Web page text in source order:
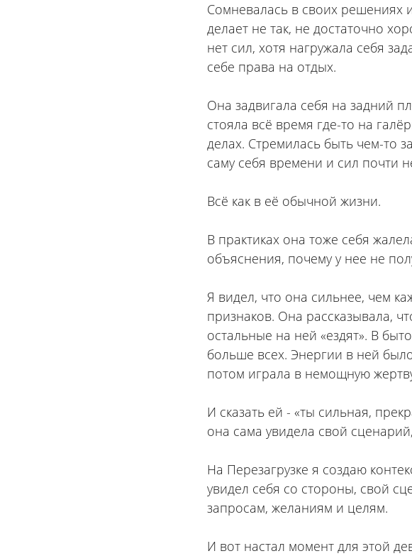
Сомневалась в своих решениях
делает не так, не достаточно
нет сил, хотя нагружала себя
себе права на отдых.
Она задвигала себя на задний
стояла всё время где-то на
делах. Стремилась быть чем-то
саму себя времени и сил почти
Всё как в её обычной жизни.
В практиках она тоже себя
объяснения, почему у нее не
Я видел, что она сильнее, чем
признаков. Она рассказывала,
остальные на ней «ездят». В
больше всех. Энергии в ней
потом играла в немощную
И сказать ей - «ты сильная,
она сама увидела свой
На Перезагрузке я создаю
увидел себя со стороны, свой
запросам, желаниям и целям.
И вот настал момент для этой